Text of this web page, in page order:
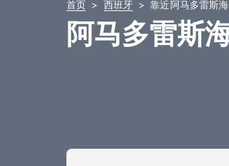
首页 西班牙 靠近阿马多雷斯
阿马多雷斯